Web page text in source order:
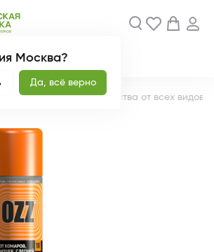
Москва?
Да, всё верно
Дом Репелленты Средства от всех видов